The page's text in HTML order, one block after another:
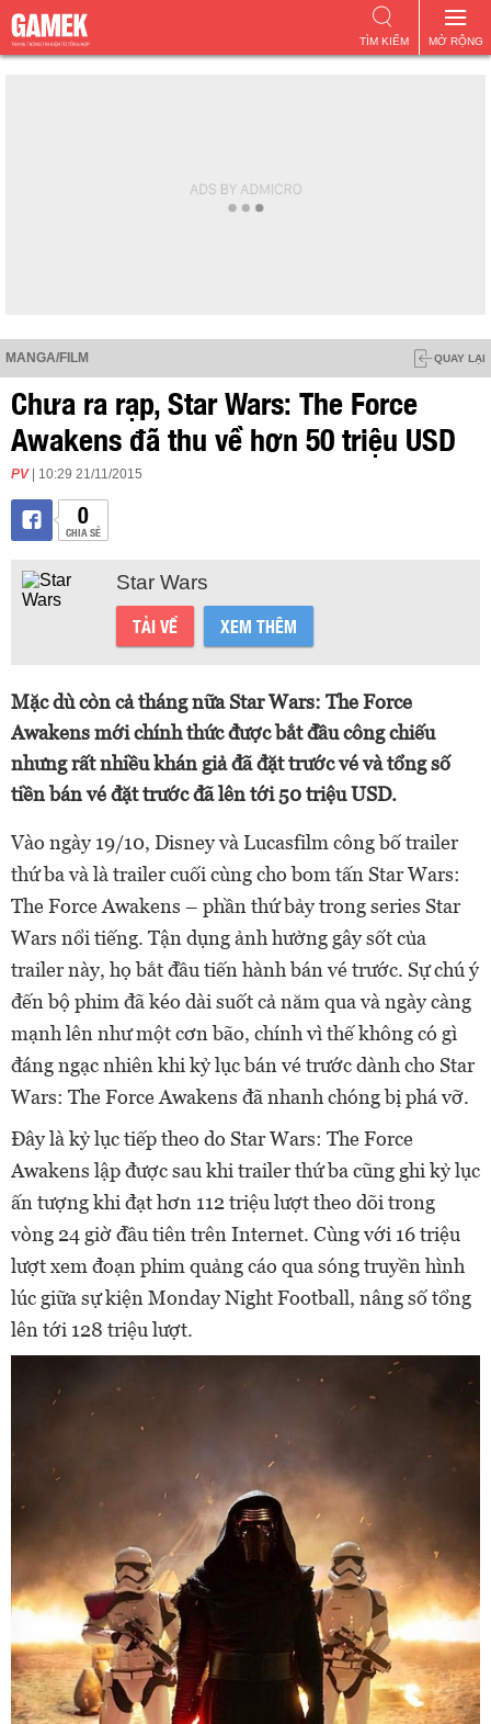
MỞ RỘNG
TÌM KIẾM
MANGA/FILM QUAY LẠI
Chưa ra rạp, Star Wars: The Force
Awakens đã thu về hơn 50 triệu USD
PV | 10:29 21/11/2015
0
CHIA SẺ
Star Wars
TẢI VỀ XEM THÊM
Mặc dù còn cả tháng nữa Star Wars: The Force
Awakens mới chính thức được bắt đầu công chiếu
nhưng rất nhiều khán giả đã đặt trước vé và tổng số
tiền bán vé đặt trước đã lên tới 50 triệu USD.
Vào ngày 19/10, Disney và Lucasfilm công bố trailer
thứ ba và là trailer cuối cùng cho bom tấn Star Wars:
The Force Awakens – phần thứ bảy trong series Star
Wars nổi tiếng. Tận dụng ảnh hưởng gây sốt của
trailer này, họ bắt đầu tiến hành bán vé trước. Sự chú ý
đến bộ phim đã kéo dài suốt cả năm qua và ngày càng
mạnh lên như một cơn bão, chính vì thế không có gì
đáng ngạc nhiên khi kỷ lục bán vé trước dành cho Star
Wars: The Force Awakens đã nhanh chóng bị phá vỡ.
Đây là kỷ lục tiếp theo do Star Wars: The Force
Awakens lập được sau khi trailer thứ ba cũng ghi kỷ lục
ấn tượng khi đạt hơn 112 triệu lượt theo dõi trong
vòng 24 giờ đầu tiên trên Internet. Cùng với 16 triệu
lượt xem đoạn phim quảng cáo qua sóng truyền hình
lúc giữa sự kiện Monday Night Football, nâng số tổng
lên tới 128 triệu lượt.